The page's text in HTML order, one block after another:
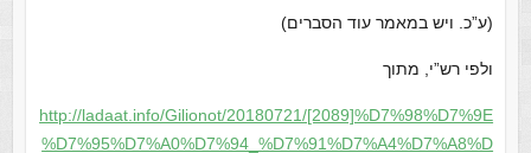
(ע”כ. ויש במאמר עוד הסברים)
ולפי רש”י, מתוך
http://ladaat.info/Gilionot/20180721/[2089]%D7%98%D7%9E
%D7%95%D7%A0%D7%94_%D7%91%D7%A4%D7%A8%D